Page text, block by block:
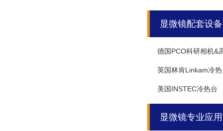
显微镜配套设备
德国PCO科研相机&
英国林肯Linkam冷
美国INSTEC冷热台
显微镜专业应